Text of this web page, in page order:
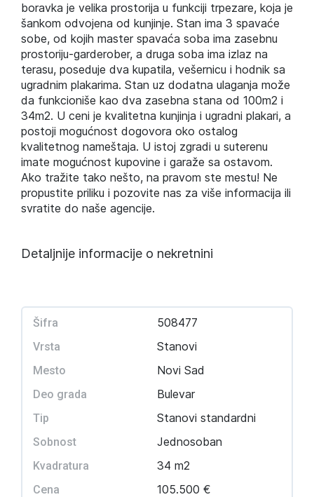
boravka je velika prostorija u funkciji trpezare, koja je
šankom odvojena od kunjinje. Stan ima 3 spavaće
sobe, od kojih master spavaća soba ima zasebnu
prostoriju-garderober, a druga soba ima izlaz na
terasu, poseduje dva kupatila, vešernicu i hodnik sa
ugradnim plakarima. Stan uz dodatna ulaganja može
da funkcioniše kao dva zasebna stana od 100m2 i
34m2. U ceni je kvalitetna kunjinja i ugradni plakari, a
postoji mogućnost dogovora oko ostalog
kvalitetnog nameštaja. U istoj zgradi u suterenu
imate mogućnost kupovine i garaže sa ostavom.
Ako tražite tako nešto, na pravom ste mestu! Ne
propustite priliku i pozovite nas za više informacija ili
svratite do naše agencije.
Detaljnije informacije o nekretnini
Šifra 508477
Vrsta Stanovi
Mesto Novi Sad
Deo grada Bulevar
Tip Stanovi standardni
Sobnost Jednosoban
Kvadratura 34 m2
Cena 105.500 €